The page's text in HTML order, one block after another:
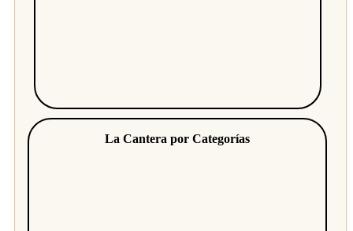
La Cantera por Categorías